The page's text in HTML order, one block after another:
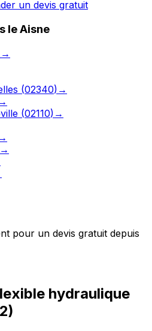
un devis gratuit
leAisne
→
(02340) →
→
(02110) →
→
→
pour un devis gratuit depuis
hydraulique
)